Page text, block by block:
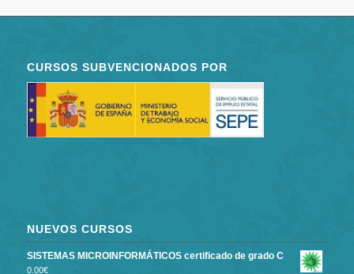
CURSOS SUBVENCIONADOS POR
NUEVOS CURSOS
SISTEMAS MICROINFORMÁTICOS certificado de grado C
0.00€